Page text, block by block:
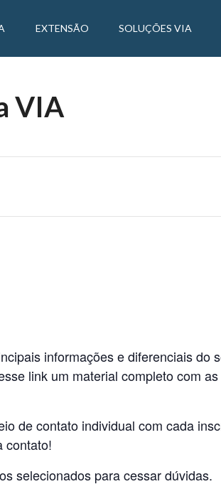
EXTENSÃO SOLUÇÕES VIA
VIA
informações e diferenciais do
link um material completo com
de contato individual com cada
contato!
selecionados para cessar dúvidas.